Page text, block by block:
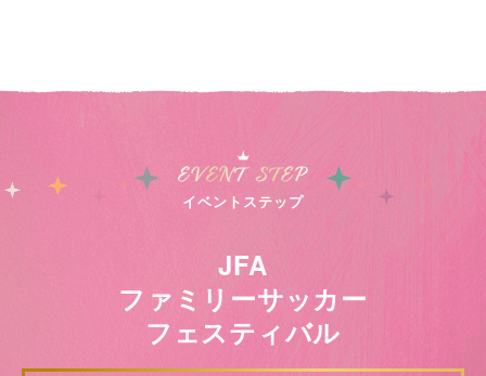
イベントステップ
JFA
ファミリーサッカー
フェスティバル